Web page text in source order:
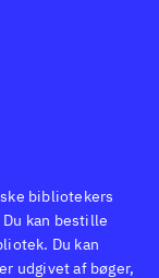
bibliotekers
kan bestille
Du kan
udgivet af bøger,